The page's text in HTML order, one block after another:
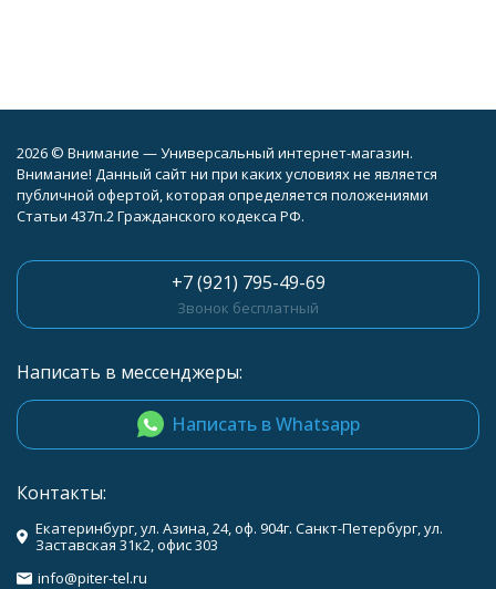
2026 © Внимание — Универсальный интернет-магазин.
Внимание! Данный сайт ни при каких условиях не является
публичной офертой, которая определяется положениями
Статьи 437п.2 Гражданского кодекса РФ.
+7 (921) 795-49-69
Звонок бесплатный
Написать в мессенджеры:
Написать в Whatsapp
Контакты:
Екатеринбург, ул. Азина, 24, оф. 904г. Санкт-Петербург, ул.
Заставская 31к2, офис 303
info@piter-tel.ru